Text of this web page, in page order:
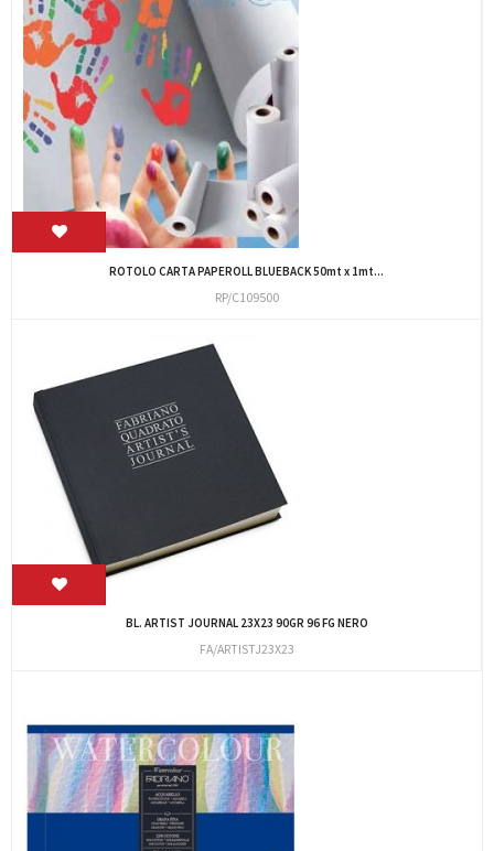
ROTOLO CARTA PAPEROLL BLUEBACK 50mt x 1mt...
RP/C109500
BL. ARTIST JOURNAL 23X23 90GR 96 FG NERO
FA/ARTISTJ23X23